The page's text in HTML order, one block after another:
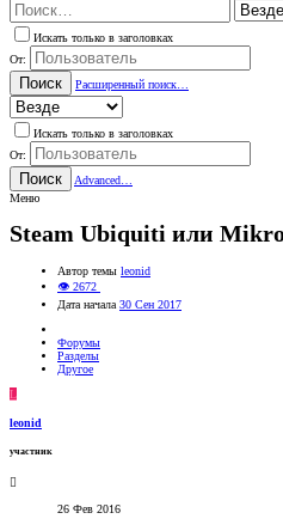
Искать только в заголовках
От:
Поиск Расширенный поиск…
Искать только в заголовках
От:
Поиск
Advanced…
Меню
Steam Ubiquiti или
Автор темы leonid
👁 2672
Дата начала 30 Сен 2017
Форумы
Разделы
Другое
L
leonid
участник
26 Фев 2016